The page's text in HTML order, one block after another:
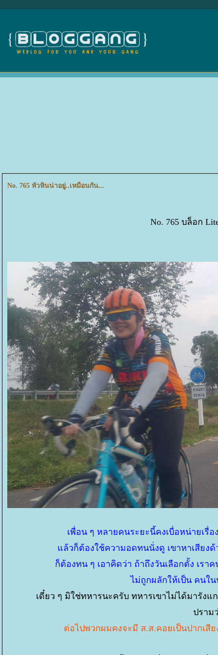
No. 765 หัวหินน่าอยู่..เหมือนกัน...
No. 765 บล็อก
เพื่อน ๆ หลายคนระยะนี้คงเบื่อหน่ายเรื่อ
ล้วก็ต้องใช้ความอดทนนั่งดู เขาหาเสียง
ก็ต้องทน ๆ เอาคิดว่า ถ้าถึงวันเลือกตั้ง เร
ไม่ถูกผลักให้เป็น คนใ
เดี๋ยว ๆ มิใช่ทหารนะครับ ทหารเขาไม่ได้มารั
ปราม
ต่อไปพวกผมคงจะมี ส.ส.คอยเป็นปากเ